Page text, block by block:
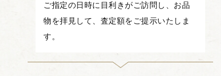
ご指定の日時に目利きがご訪問し、お品
物を拝見して、査定額をご提示いたしま
す。